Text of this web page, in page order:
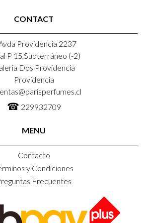
CONTACT
Providencia 2237
P 15,Subterráneo (-2)
Dos Providencia
Providencia
☎ 229932709
MENU
Contacto
y Condiciones
Frecuentes